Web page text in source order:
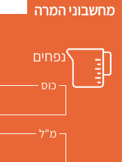
מחשבוני המרה
נפחים
כוס
מ"ל